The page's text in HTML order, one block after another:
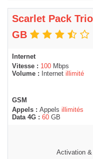
Scarlet Pack
GB
Internet
Vitesse : 100 Mbps
Volume :
Internet illimité
GSM
Appels : Appels illimités
Data 4G : 60 GB
Activation